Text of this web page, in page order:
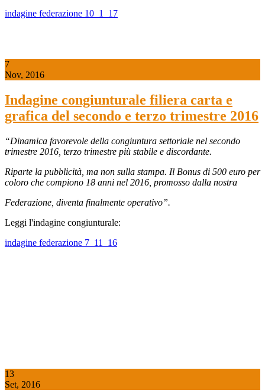
indagine federazione 10_1_17
7
Nov, 2016
Indagine congiunturale filiera carta e
grafica del secondo e terzo trimestre 2016
“Dinamica favorevole della congiuntura settoriale nel secondo
trimestre 2016, terzo trimestre più stabile e discordante.
Riparte la pubblicità, ma non sulla stampa. Il Bonus di 500 euro per
coloro che compiono 18 anni nel 2016, promosso dalla nostra
Federazione, diventa finalmente operativo”.
Leggi l'indagine congiunturale:
indagine federazione 7_11_16
13
Set, 2016